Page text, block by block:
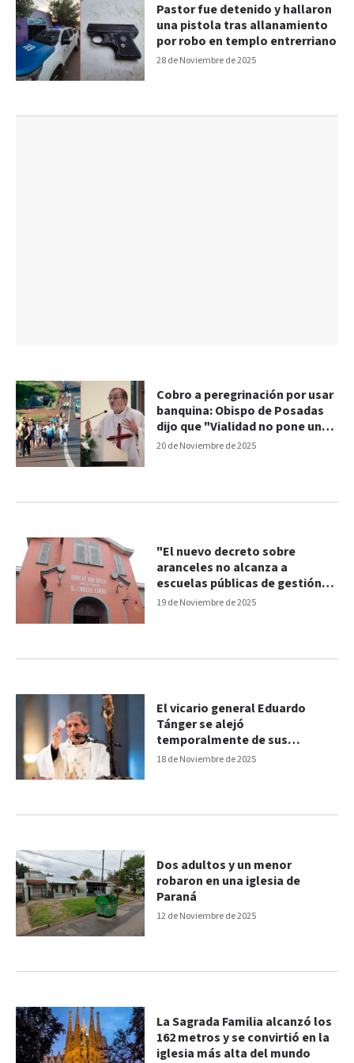
28 de Noviembre de 2025
Pastor fue detenido y hallaron
una pistola tras allanamiento
por robo en templo entrerriano
20 de Noviembre de 2025
Cobro a peregrinación por usar
banquina: Obispo de Posadas
dijo que "Vialidad no pone un
peso en las rutas"
19 de Noviembre de 2025
"El nuevo decreto sobre
aranceles no alcanza a
escuelas públicas de gestión
privadas"
18 de Noviembre de 2025
El vicario general Eduardo
Tánger se alejó
temporalmente de sus
funciones en la diócesis de
12 de Noviembre de 2025
Dos adultos y un menor
robaron en una iglesia de
Paraná
La Sagrada Familia alcanzó los
162 metros y se convirtió en la
iglesia más alta del mundo